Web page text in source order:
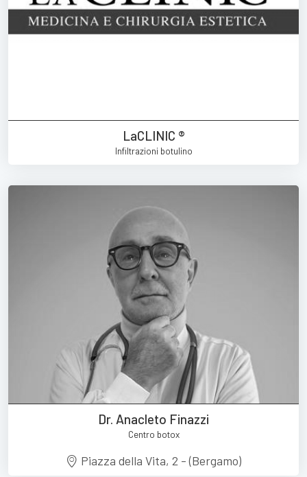
LaCLINIC ®
Infiltrazioni botulino
Dr. Anacleto Finazzi
Centro botox
Piazza della Vita, 2 - (Bergamo)